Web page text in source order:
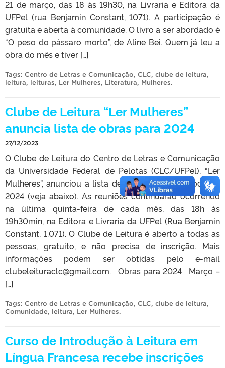
21 de março, das 18 às 19h30, na Livraria e Editora da
UFPel (rua Benjamin Constant, 1071). A participação é
gratuita e aberta à comunidade. O livro a ser abordado é
“O peso do pássaro morto”, de Aline Bei. Quem já leu a
obra do mês e tiver […]
Tags: Centro de Letras e Comunicação, CLC, clube de leitura,
leitura, leituras, Ler Mulheres, Literatura, Mulheres.
Clube de Leitura “Ler Mulheres”
anuncia lista de obras para 2024
27/12/2023
O Clube de Leitura do Centro de Letras e Comunicação
da Universidade Federal de Pelotas (CLC/UFPel), “Ler
Mulheres”, anunciou a lista de livros para o período de
2024 (veja abaixo). As reuniões continuarão ocorrendo
na última quinta-feira de cada mês, das 18h às
19h30min, na Editora e Livraria da UFPel (Rua Benjamin
Constant, 1.071). O Clube de Leitura é aberto a todas as
pessoas, gratuito, e não precisa de inscrição. Mais
informações podem ser obtidas pelo e-mail
clubeleituraclc@gmail.com. Obras para 2024 Março –
[…]
Tags: Centro de Letras e Comunicação, CLC, clube de leitura,
Comunidade, leitura, Ler Mulheres.
Curso de Introdução à Leitura em
Língua Francesa recebe inscrições